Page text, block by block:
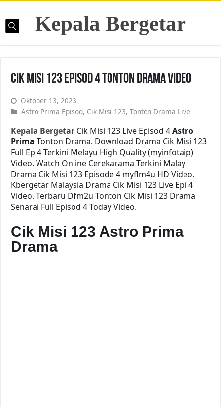
Kepala Bergetar
Cik Misi 123 Episod 4 Tonton Drama Video
Oktober 13, 2023
Astro Prima Episod, Cik Misi 123,Tonton Drama Live
Kepala Bergetar Cik Misi 123 Live Episod 4Astro
PrimaTonton Drama. Download Drama Cik Misi 123
Full Ep 4 Terkini Melayu High Quality (myinfotaip)
Video. Watch Online Cerekarama Terkini Malay
Drama Cik Misi 123 Episode 4 myflm4u HD Video.
Kbergetar Malaysia Drama Cik Misi 123 Live Epi 4
Video. Terbaru Dfm2u Tonton Cik Misi 123 Drama
Senarai Full Episod 4 Today Video.
Cik Misi 123 Astro Prima
Drama